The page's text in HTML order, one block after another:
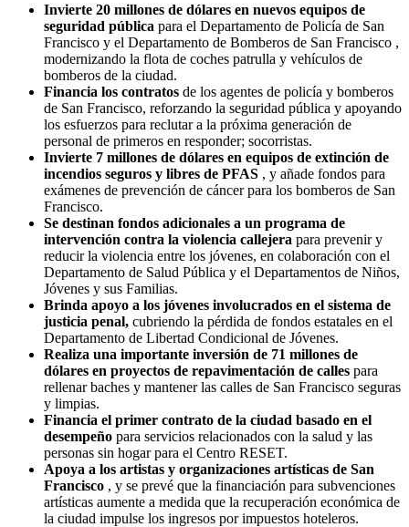
Invierte 20 millones de dólares en nuevos equipos de
seguridad pública para el Departamento de Policía de San
Francisco y el Departamento de Bomberos de San Francisco ,
modernizando la flota de coches patrulla y vehículos de
bomberos de la ciudad.
Financia los contratos de los agentes de policía y bomberos
de San Francisco, reforzando la seguridad pública y apoyando
los esfuerzos para reclutar a la próxima generación de
personal de primeros en responder; socorristas.
Invierte 7 millones de dólares en equipos de extinción de
incendios seguros y libres de PFAS , y añade fondos para
exámenes de prevención de cáncer para los bomberos de San
Francisco.
Se destinan fondos adicionales a un programa de
intervención contra la violencia callejera para prevenir y
reducir la violencia entre los jóvenes, en colaboración con el
Departamento de Salud Pública y el Departamentos de Niños,
Jóvenes y sus Familias.
Brinda apoyo a los jóvenes involucrados en el sistema de
justicia penal, cubriendo la pérdida de fondos estatales en el
Departamento de Libertad Condicional de Jóvenes.
Realiza una importante inversión de 71 millones de
dólares en proyectos de repavimentación de calles para
rellenar baches y mantener las calles de San Francisco seguras
y limpias.
Financia el primer contrato de la ciudad basado en el
desempeño para servicios relacionados con la salud y las
personas sin hogar para el Centro RESET.
Apoya a los artistas y organizaciones artísticas de San
Francisco , y se prevé que la financiación para subvenciones
artísticas aumente a medida que la recuperación económica de
la ciudad impulse los ingresos por impuestos hoteleros.